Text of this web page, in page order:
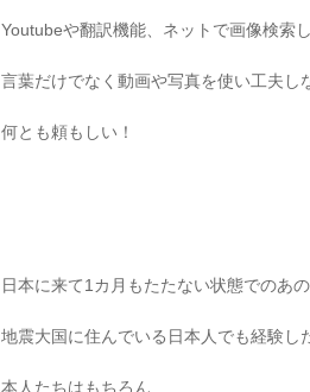
Youtubeや翻訳機能、ネットで画像検索
言葉だけでなく動画や写真を使い工夫し
何とも頼もしい！
日本に来て1カ月もたたない状態でのあの
地震大国に住んでいる日本人でも経験し
本人たちはもちろん